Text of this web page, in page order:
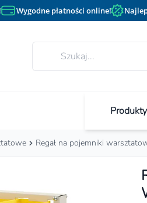
Wygodne płatności online!
Produkty
Regał na pojemniki